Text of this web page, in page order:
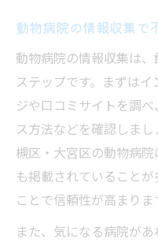
動物病院の情報収集で
動物病院の情報収集は
ステップです。まずは
ジや口コミサイトを調
ス方法などを確認しま
槻区・大宮区の動物病
も掲載されていること
ことで信頼性が高まりま
また、気になる病院が